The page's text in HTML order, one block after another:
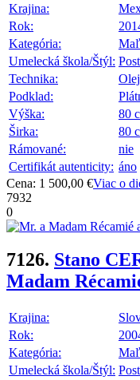
Krajina:
Rok:
Kategória:
Umelecká škola/Štýl:
Technika:
Olej
Podklad:
Výška:
80
Širka:
80
Rámované:
nie
Certifikát autenticity: áno
Cena: 1 500,00 €Viac o
7932
0
7126. Stano
Madam
Krajina:
Rok:
Kategória:
Umelecká škola/Štýl: